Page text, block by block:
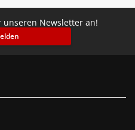
Newsletter an!